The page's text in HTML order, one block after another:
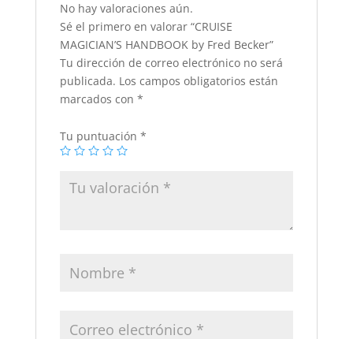
No hay valoraciones aún.
Sé el primero en valorar “CRUISE
MAGICIAN’S HANDBOOK by Fred Becker”
Tu dirección de correo electrónico no será
publicada. Los campos obligatorios están
marcados con *
Tu puntuación *